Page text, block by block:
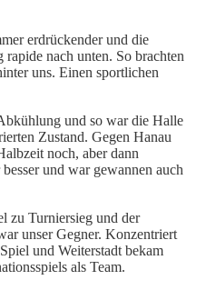
erdrückender und die
nach unten. So brachten
uns. Einen sportlichen
und so war die Halle
Zustand. Gegen Hanau
noch, aber dann
und war gewannen auch
zu Turniersieg und der
unser Gegner. Konzentriert
und Weiterstadt bekam
als Team.